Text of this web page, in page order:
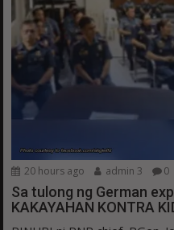
20 hours ago admin 3 0
Sa tulong ng German
KAKAYAHAN KONTRA